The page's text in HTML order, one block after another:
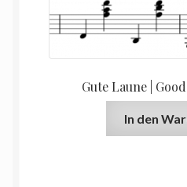
Gute Laune |
In den